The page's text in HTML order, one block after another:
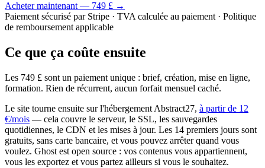
Acheter maintenant — 749 £ →
Paiement sécurisé par Stripe · TVA calculée au paiement · Politique
de remboursement applicable
Ce que ça coûte ensuite
Les 749 £ sont un paiement unique : brief, création, mise en ligne,
formation. Rien de récurrent, aucun forfait mensuel caché.
Le site tourne ensuite sur l'hébergement Abstract27, à partir de 12
€/mois — cela couvre le serveur, le SSL, les sauvegardes
quotidiennes, le CDN et les mises à jour. Les 14 premiers jours sont
gratuits, sans carte bancaire, et vous pouvez arrêter quand vous
voulez. Ghost est open source : vos contenus vous appartiennent,
vous les exportez et vous partez ailleurs si vous le souhaitez.